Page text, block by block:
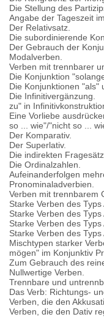
Die Stellung des
Angabe der Tageszeit
Der Relativsatz.
Die subordinierende
Der Gebrauch der
Modalverben.
Verben mit trennbarer
Die Konjunktion
Die Konjunktionen "als"
Die Infinitivergänzung.
zu" in
Eine Vorliebe
so ... wie"/"nicht so ...
Der Komparativ.
Der Superlativ.
Die indirekten
Die Ordinalzahlen.
Aufeinanderfolgen
Pronominaladverbien.
Verben mit trennbarem
Starke Verben des Typs
Starke Verben des Typs
Starke Verben des Typs
Starke Verben des Typs
Mischtypen starker
mögen" im Konjunktiv
Zum Gebrauch des
Nullwertige Verben.
Trennbare und
Das Verb: Richtungs-
Verben, die den
Verben, die den Dativ